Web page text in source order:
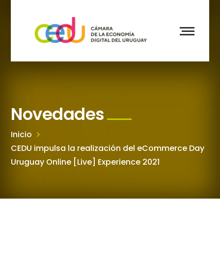
Novedades
Inicio
CEDU impulsa la realización del eCommerce Day
Uruguay Online [Live] Experience 2021